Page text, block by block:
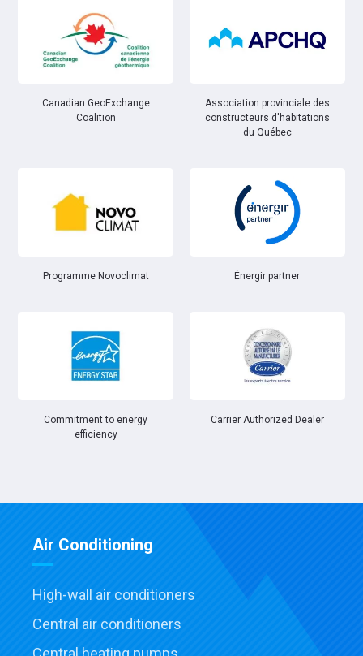
Canadian GeoExchange
Coalition
Association provinciale des
constructeurs d'habitations
du Québec
Programme Novoclimat Énergir partner
Commitment to energy
efficiency
Carrier Authorized Dealer
Air Conditioning
High-wall air conditioners
Central air conditioners